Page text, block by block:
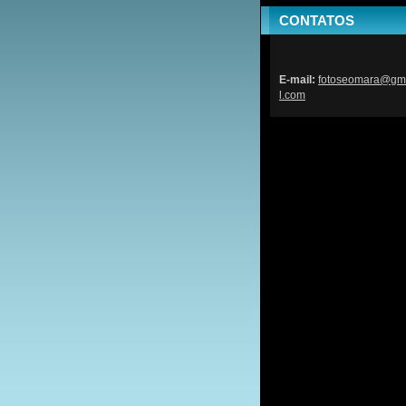
CONTATOS
E-mail: fotoseom
l.com